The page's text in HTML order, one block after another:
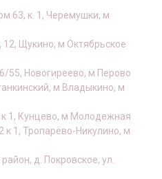
63, к. 1, Черемушки, м
Щукино, м Октябрьское
55, Новогиреево, м Перово
м Владыкино, м
к 1, Кунцево, м Молодежная
к 1, Тропарёво-Никулино, м
д. Покровское, ул.